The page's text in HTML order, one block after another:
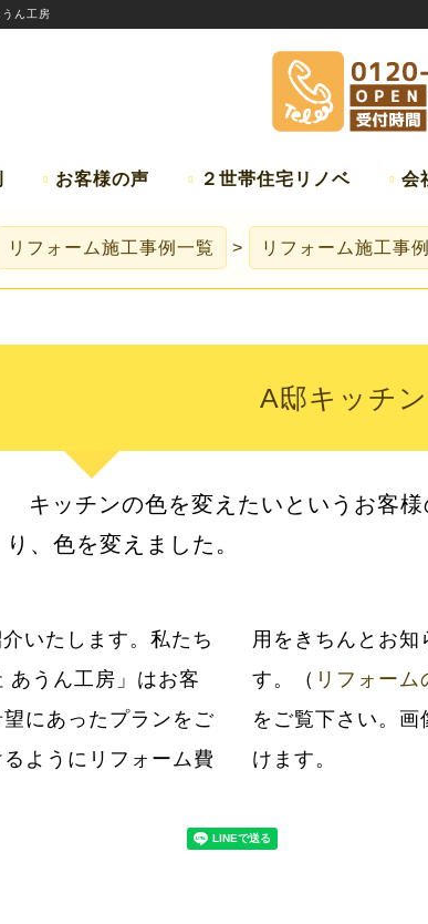
うん工房
お客様の声 ２世帯住宅リノベ 会
リフォーム施工事例一覧 リフォーム施工事
A邸キッチ
キッチンの色を変えたいというお客
り、色を変えました。
いたします。私たち
あうん工房」はお客
にあったプランをご
ようにリフォーム費
てから工事いたしま
す。（ リフォーム
をご覧下さい。
けます。